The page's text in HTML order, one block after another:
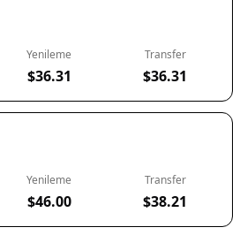
Yenileme
$36.31
Transfer
$36.31
Yenileme
$46.00
Transfer
$38.21